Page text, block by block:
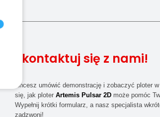
Skontaktuj się z nami!
Chcesz umówić demonstrację i zobaczyć ploter
się, jak ploter Artemis Pulsar 2D może pomóc
Wypełnij krótki formularz, a nasz specjalista
zadzwoni!